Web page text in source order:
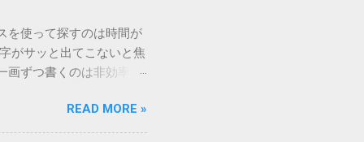
を使って探すのは時間が
がサッと出てこないと焦
画ずつ書くのは非効率で
を詳しく解説します。
換」しても旧字・外字
READ MORE »